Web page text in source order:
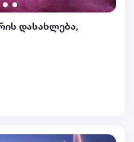
დასახლება,